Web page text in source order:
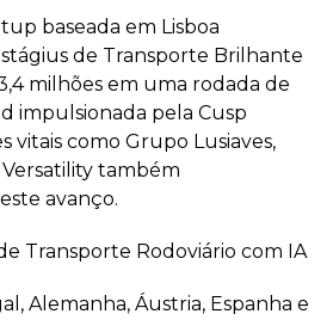
baseada em Lisboa
de Transporte Brilhante
milhões em uma rodada de
impulsionada pela Cusp
vitais como Grupo Lusiaves,
também
avanço.
Transporte Rodoviário com IA
Alemanha, Áustria, Espanha e